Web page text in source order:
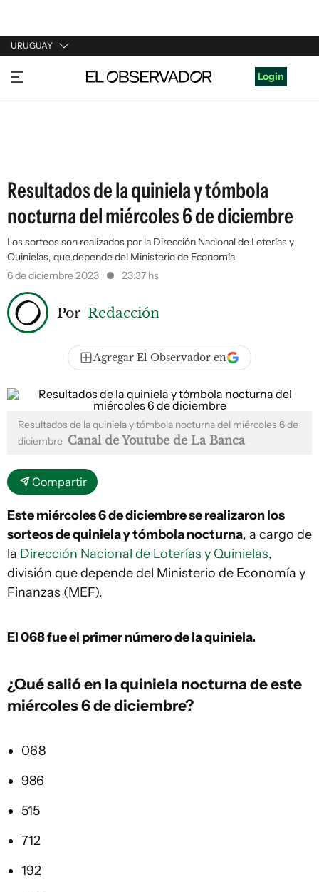
URUGUAY
URUGUAY
ARGENTINA
Login
Resultados de la quiniela y tómbola
nocturna del miércoles 6 de diciembre
Los sorteos son realizados por la Dirección Nacional de Loterías y
Quinielas, que depende del Ministerio de Economía
6 de diciembre 2023
23:37 hs
Por Redacción
Agregar El Observador en
Resultados de la quiniela y tómbola nocturna del miércoles 6 de
diciembre Canal de Youtube de La Banca
Compartir
Este miércoles 6 de diciembre se realizaron los
sorteos de quiniela y tómbola nocturna, a cargo de
la Dirección Nacional de Loterías y Quinielas,
división que depende del Ministerio de Economía y
Finanzas (MEF).
El 068fue el primer número de la quiniela.
¿Qué salió en la quiniela nocturna de este
miércoles 6 de diciembre?
068
986
515
712
192